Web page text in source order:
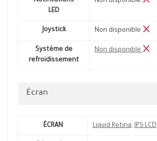
LED
Joystick Non disponible
Système de
refroidissement
Non disponible
Écran
ÉCRAN Liquid Retina, IPS LCD